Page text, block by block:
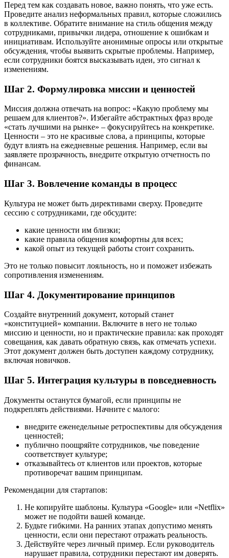
Перед тем как создавать новое, важно понять, что уже есть.
Проведите анализ неформальных правил, которые сложились
в коллективе. Обратите внимание на стиль общения между
сотрудниками, привычки лидера, отношение к ошибкам и
инициативам. Используйте анонимные опросы или открытые
обсуждения, чтобы выявить скрытые проблемы. Например,
если сотрудники боятся высказывать идеи, это сигнал к
изменениям.
Шаг 2. Формулировка миссии и ценностей
Миссия должна отвечать на вопрос: «Какую проблему мы
решаем для клиентов?». Избегайте абстрактных фраз вроде
«стать лучшими на рынке» – фокусируйтесь на конкретике.
Ценности – это не красивые слова, а принципы, которые
будут влиять на ежедневные решения. Например, если вы
заявляете прозрачность, внедрите открытую отчетность по
финансам.
Шаг 3. Вовлечение команды в процесс
Культура не может быть директивами сверху. Проведите
сессию с сотрудниками, где обсудите:
какие ценности им близки;
какие правила общения комфортны для всех;
какой опыт из текущей работы стоит сохранить.
Это не только повысит лояльность, но и поможет избежать
сопротивления изменениям.
Шаг 4. Документирование принципов
Создайте внутренний документ, который станет
«конституцией» компании. Включите в него не только
миссию и ценности, но и практические правила: как проходят
совещания, как давать обратную связь, как отмечать успехи.
Этот документ должен быть доступен каждому сотруднику,
включая новичков.
Шаг 5. Интеграция культуры в повседневность
Документы останутся бумагой, если принципы не
подкреплять действиями. Начните с малого:
внедрите еженедельные ретроспективы для обсуждения
ценностей;
публично поощряйте сотрудников, чье поведение
соответствует культуре;
отказывайтесь от клиентов или проектов, которые
противоречат вашим принципам.
Рекомендации для стартапов:
Не копируйте шаблоны. Культура «Google» или «Netflix»
может не подойти вашей команде.
Будьте гибкими. На ранних этапах допустимо менять
ценности, если они перестают отражать реальность.
Действуйте через личный пример. Если руководитель
нарушает правила, сотрудники перестают им доверять.